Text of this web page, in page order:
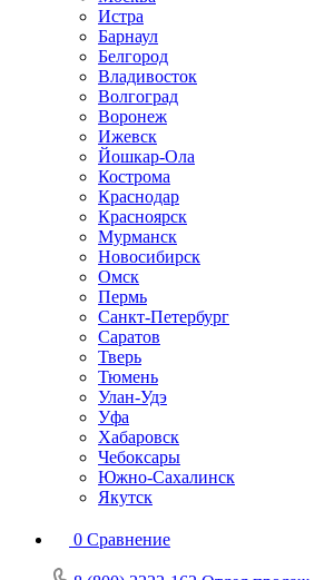
Истра
Барнаул
Белгород
Владивосток
Волгоград
Воронеж
Ижевск
Йошкар-Ола
Кострома
Краснодар
Красноярск
Мурманск
Новосибирск
Омск
Пермь
Санкт-Петербург
Саратов
Тверь
Тюмень
Улан-Удэ
Уфа
Хабаровск
Чебоксары
Южно-Сахалинск
Якутск
0 Сравнение